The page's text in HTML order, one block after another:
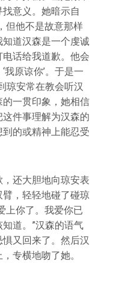
意义。她暗示自
但他不是故意那样
道汉森是一个虔诚
话给我道歉。他会
我原谅你’。于是一
琼安常在教会听汉
一贯印象，她相信
件事理解为汉森的
的或精神上能忍受
还大胆地向琼安表
，轻轻地碰了碰琼
上你了。我爱你已
道。”汉森的语气
又回来了。然后汉
专横地吻了她。